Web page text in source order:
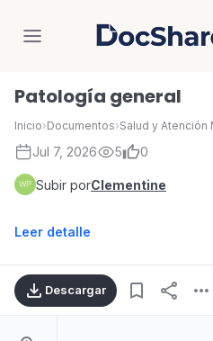
Patología general
Inicio›Documentos›Salud y Atención
Jul 7, 2026 5 0
Subir porClementine
Leer detalle
Descargar